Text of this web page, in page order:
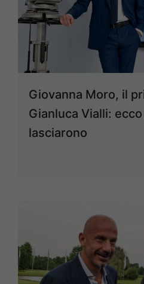
Giovanna Moro, il
Gianluca Vialli:
lasciarono